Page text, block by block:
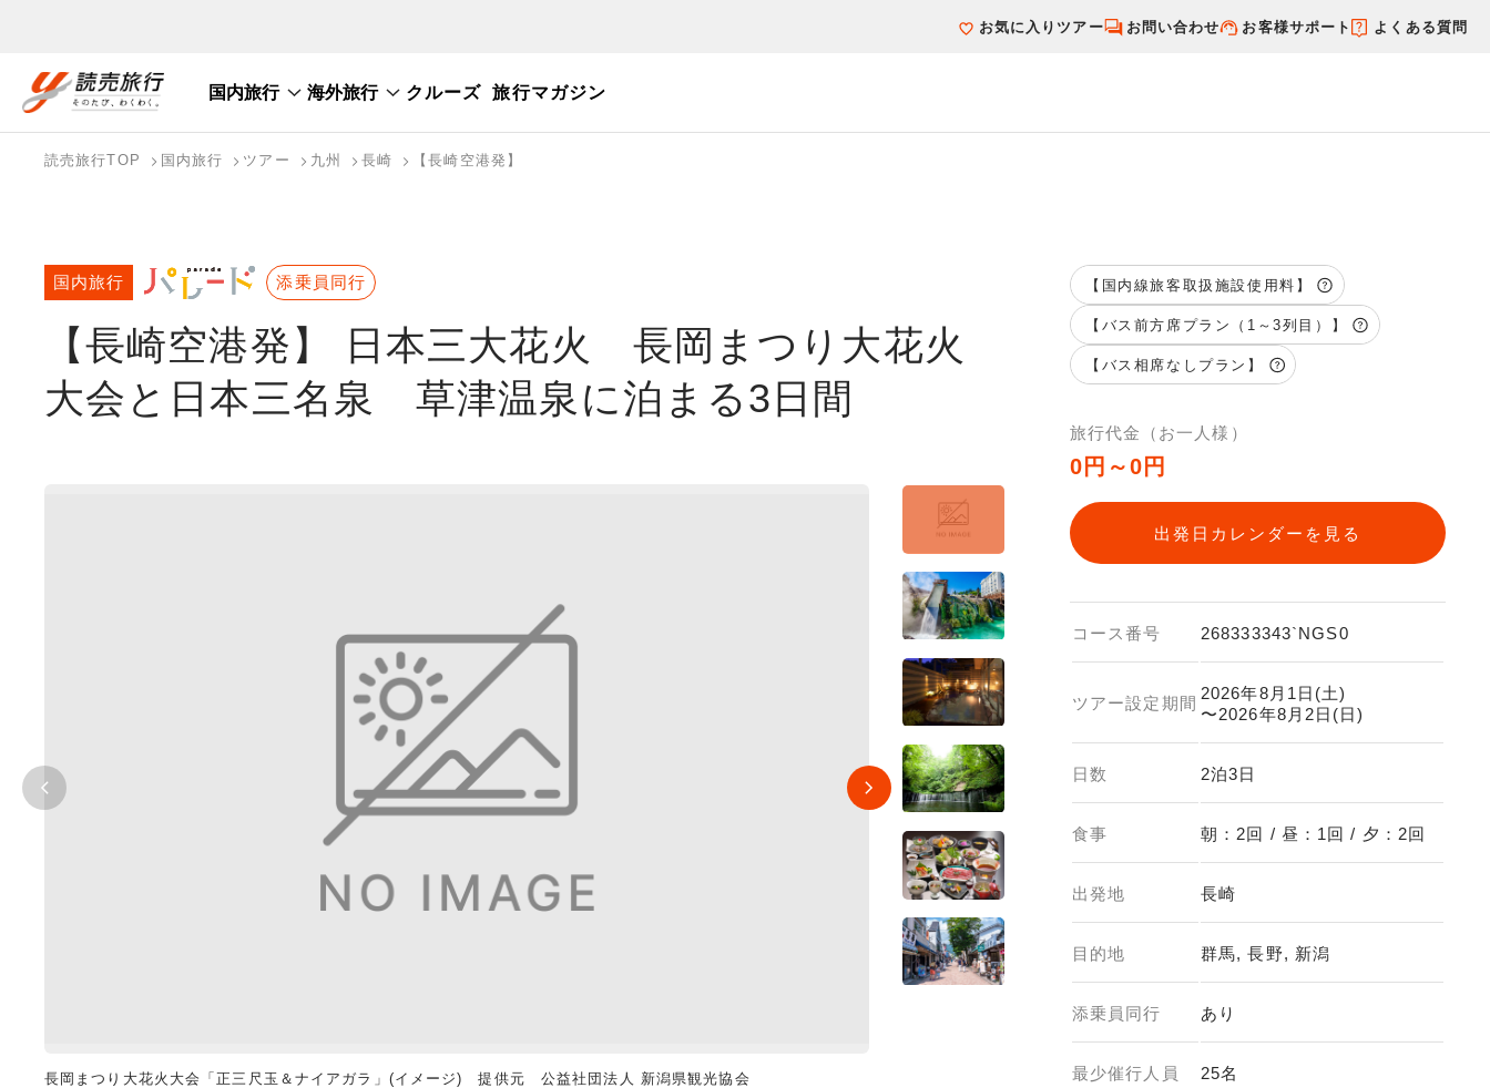
お気に入りツアー お問い合わせ お客様サポート よくある質問
国内旅行 海外旅行 クルーズ 旅行マガジン
国内旅行トップ
海外旅行トップ
読売旅行TOP 国内旅行 ツアー 九州 長崎 【長崎空港発】
【長崎空港発】 日本三大花火 長岡まつり大花火
大会と日本三名泉 草津温泉に泊まる3日間
国内旅行 添乗員同行
長岡まつり大花火大会「正三尺玉＆ナイアガラ」(イメージ) 提供元 公益社団法人 新潟県観光協会 草津温泉 湯畑（イメージ） 提供：ピクスタ
【国内線旅客取扱施設使用料】
【バス前方席プラン（1～3列目）】
【バス相席なしプラン】
旅行代金（お一人様）
0円～0円
出発日カレンダーを見る
コース番号 268333343`NGS0
ツアー設定期間
2026年8月1日(土)
〜2026年8月2日(日)
日数 2泊3日
食事 朝：2回 / 昼：1回 / 夕：2回
出発地 長崎
目的地 群馬, 長野, 新潟
添乗員同行 あり
最少催行人員 25名